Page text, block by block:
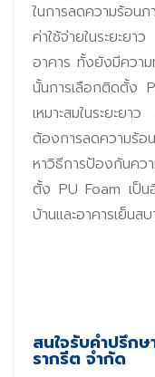
ในการลดความร้อน
ค่าใช้จ่ายในระยะย
อาคาร ทั้งยังมีความ
นั้นการเลือกติดตั้ง
เหมาะสมในระยะ
ต้องการลดความร้
หาวิธีการป้องกันคว
ตั้ง PU Foam เป็น
บ้านและอาคารเย็นส
สนใจรับคำปรึก
รากรีต จำกัด